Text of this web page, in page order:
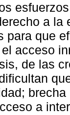
a la
para que
acceso
de las
a